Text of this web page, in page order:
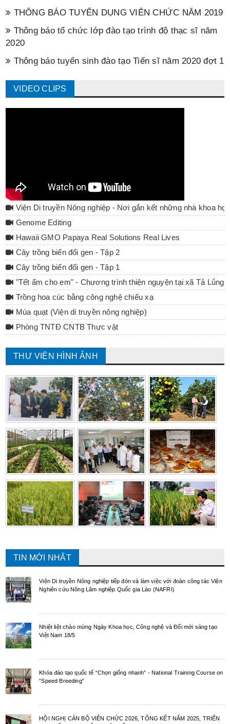
THÔNG BÁO TUYỂN DỤNG VIÊN CHỨC NĂM 2019
Thông báo tổ chức lớp đào tạo trình độ thạc sĩ năm
2020
Thông báo tuyển sinh đào tạo Tiến sĩ năm 2020 đợt 1
VIDEO CLIPS
Viện Di truyền Nông nghiệp - Nơi gắn kết những nhà khoa học
Genome Editing
Hawaii GMO Papaya Real Solutions Real Lives
Cây trồng biến đổi gen - Tập 2
Cây trồng biến đổi gen - Tập 1
"Tết ấm cho em" - Chương trình thiện nguyện tại xã Tả Lủng
Trồng hoa cúc bằng công nghệ chiếu xạ
Múa quạt (Viện di truyền nông nghiệp)
Phòng TNTĐ CNTB Thực vật
THƯ VIỆN HÌNH ẢNH
TIN MỚI NHẤT
Viện Di truyền Nông nghiệp tiếp đón và làm việc với đoàn công tác Viện
Nghiên cứu Nông Lâm nghiệp Quốc gia Lào (NAFRI)
Nhiệt liệt chào mừng Ngày Khoa học, Công nghệ và Đổi mới sáng tạo
Việt Nam 18/5
Khóa đào tạo quốc tế “Chọn giống nhanh” - National Training Course on
“Speed Breeding”
HỘI NGHỊ CÁN BỘ VIÊN CHỨC 2026, TỔNG KẾT NĂM 2025, TRIỂN